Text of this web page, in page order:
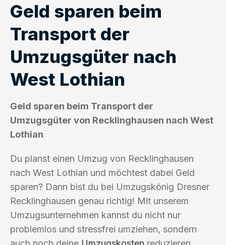
Geld sparen beim
Transport der
Umzugsgüter nach
West Lothian
Geld sparen beim Transport der
Umzugsgüter von Recklinghausen nach West
Lothian
Du planst einen Umzug von Recklinghausen
nach West Lothian und möchtest dabei Geld
sparen? Dann bist du bei Umzugskönig Dresner
Recklinghausen genau richtig! Mit unserem
Umzugsunternehmen kannst du nicht nur
problemlos und stressfrei umziehen, sondern